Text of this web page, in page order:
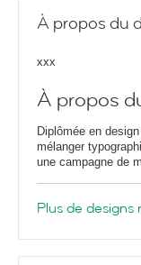
À propos du
xxx
À propos
Diplômée en
mélanger
une campagne de
Plus de designs